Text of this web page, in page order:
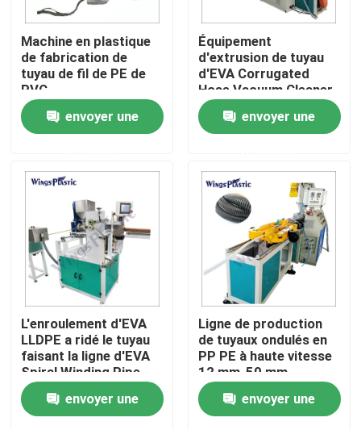
Maison
Produits
Au sujet de nous
Visite d'usine
Contrôle de qualité
Contactez-nous
Machine en plastique d'extrudeuse de tuyau
Ligne en plastique d'extrusion de tuyau
Machine en plastique
de fabrication de
tuyau de fil de PE de
PVC
envoyer une
Équipement
d'extrusion de tuyau
d'EVA Corrugated
Hose Vacuum Cleaner
d'automation de
contrôle de PLC
envoyer une
L'enroulement d'EVA
LLDPE a ridé le tuyau
faisant la ligne d'EVA
Spiral Winding Pipe
Production de
machine pour le tuyau
d'aspirateur
envoyer une
Ligne de production
de tuyaux ondulés en
PP PE à haute vitesse
12 mm-50 mm
envoyer une